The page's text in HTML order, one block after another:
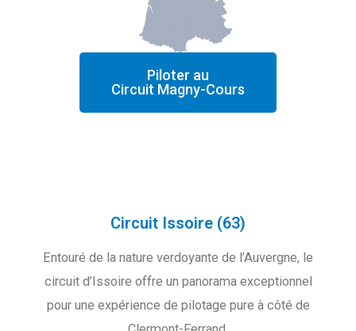
Piloter au
Circuit Magny-Cours
Circuit Issoire (63)
Entouré de la nature verdoyante de l’Auvergne, le
circuit d’Issoire offre un panorama exceptionnel
pour une expérience de pilotage pure à côté de